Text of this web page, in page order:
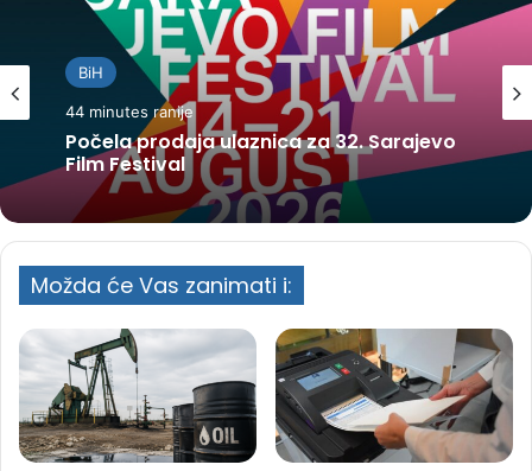
BiH
44 minutes ranije
Počela prodaja ulaznica za 32. Sarajevo
Film Festival
Možda će Vas zanimati i: